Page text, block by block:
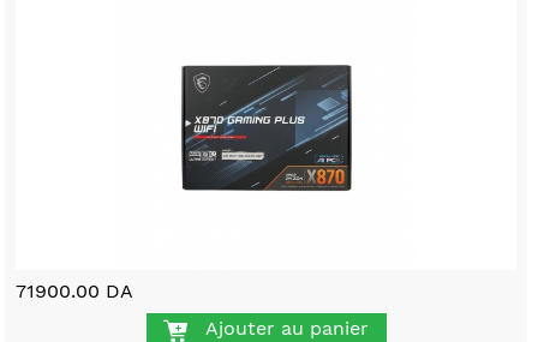
71900.00 DA
Ajouter au panier